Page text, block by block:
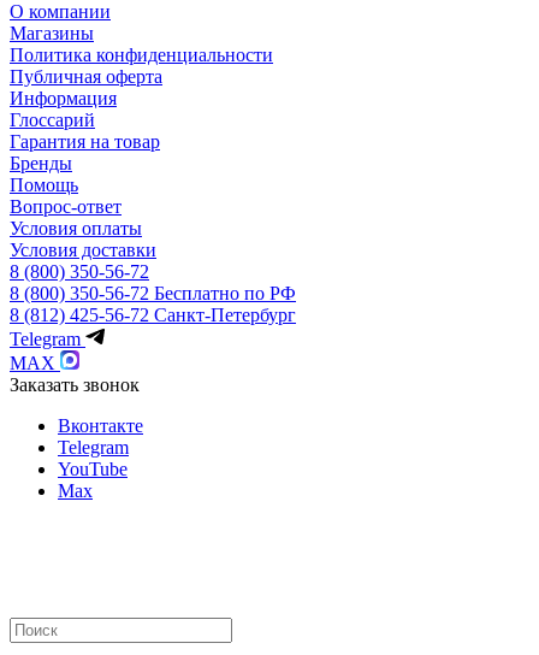
О компании
Магазины
Политика конфиденциальности
Публичная оферта
Информация
Глоссарий
Гарантия на товар
Бренды
Помощь
Вопрос-ответ
Условия оплаты
Условия доставки
8 (800) 350-56-72
8 (800) 350-56-72 Бесплатно по РФ
8 (812) 425-56-72 Санкт-Петербург
Telegram
MAX
Заказать звонок
Вконтакте
Telegram
YouTube
Max